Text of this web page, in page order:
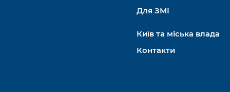
Для ЗМІ
Київ та міська влада
Контакти